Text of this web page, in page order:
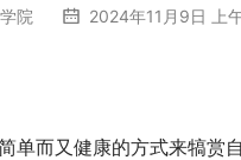
院 2024年11月9日 上
单而又健康的方式来犒赏